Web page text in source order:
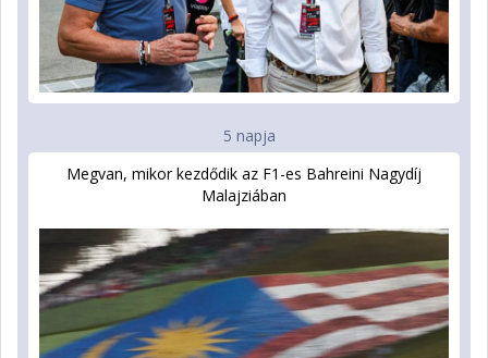
5 napja
Megvan, mikor kezdődik az F1-es Bahreini Nagydíj
Malajziában